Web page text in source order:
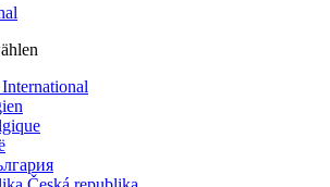
International